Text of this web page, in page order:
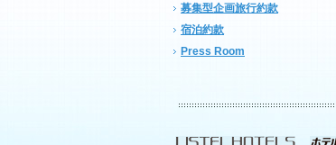
募集型企画旅行約款
宿泊約款
Press Room